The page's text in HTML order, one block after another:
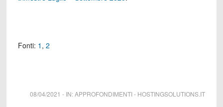
Fonti: 1 , 2
08/04/2021 - IN:APPROFONDIMENTI- HOSTINGSOLUTIONS.IT